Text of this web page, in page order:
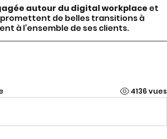
autour du digital workplace et
promettent de belles transitions à
à l’ensemble de ses clients.
4136 vues